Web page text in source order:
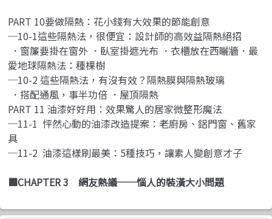
PART 10要做隔熱：花小錢有大效果的節能創意
─10-1這些隔熱法，很便宜：設計師的高效益隔熱絕招
．窗簾要掛在窗外 ．臥室掛遮光布 ．衣櫃放在西曬牆．最
愛地球隔熱法：種棵樹
─10-2 這些隔熱法，有沒有效？隔熱膜與隔熱玻璃
．搭配通風，事半功倍 ．屋頂隔熱
PART 11 油漆好好用：效果驚人的居家微整形魔法
─11-1 怦然心動的油漆改造提案：老廚房、鋁門窗、舊家
具
─11-2 油漆這樣刷最美：5種技巧，讓素人變創意才子
■CHAPTER 3 網友熱議──惱人的裝潢大小問題